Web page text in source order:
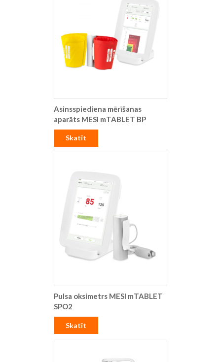
Asinsspiediena mērīšanas
aparāts MESI mTABLET BP
Skatīt
Pulsa oksimetrs MESI mTABLET
SPO2
Skatīt